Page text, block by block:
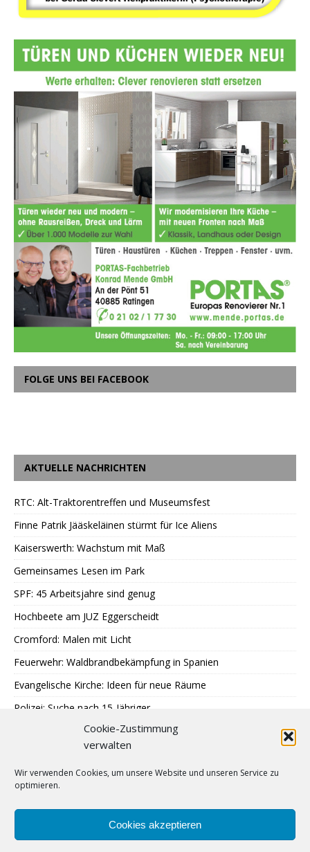
Cookie-Zustimmung
verwalten
Wir verwenden Cookies, um unsere Website und unseren Service zu
optimieren.
Cookies akzeptieren
FOLGE UNS BEI FACEBOOK
AKTUELLE NACHRICHTEN
RTC: Alt-Traktorentreffen und Museumsfest
Finne Patrik Jääskeläinen stürmt für Ice Aliens
Kaiserswerth: Wachstum mit Maß
Gemeinsames Lesen im Park
SPF: 45 Arbeitsjahre sind genug
Hochbeete am JUZ Eggerscheidt
Cromford: Malen mit Licht
Feuerwehr: Waldbrandbekämpfung in Spanien
Evangelische Kirche: Ideen für neue Räume
Polizei: Suche nach 15-Jähriger
A40: Nach Fahrzeugbrand Sperrung
MercatorJazz im September
Breitscheid feiert 13. Schlossfest
SPD: Trauer um Klaus Hänsch